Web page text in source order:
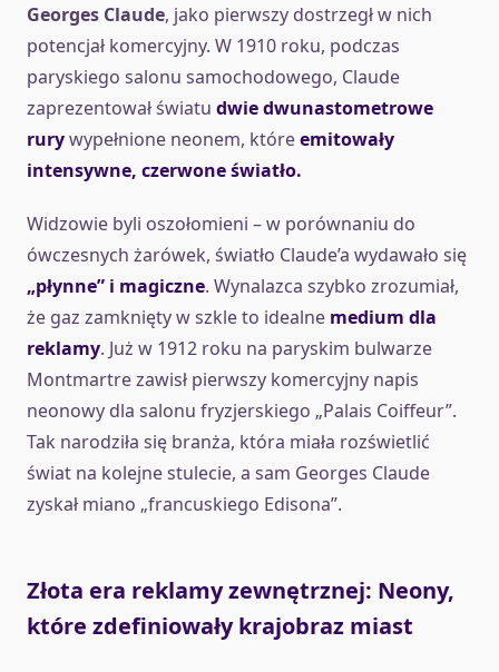
Georges Claude, jako pierwszy dostrzegł w nich
potencjał komercyjny. W 1910 roku, podczas
paryskiego salonu samochodowego, Claude
zaprezentował światu dwie dwunastometrowe
rurywypełnione neonem, któreemitowały
intensywne, czerwone światło.
Widzowie byli oszołomieni – w porównaniu do
ówczesnych żarówek, światło Claude’a wydawało się
„płynne” i magiczne. Wynalazca szybko zrozumiał,
że gaz zamknięty w szkle to idealne medium dla
reklamy. Już w 1912 roku na paryskim bulwarze
Montmartre zawisł pierwszy komercyjny napis
neonowy dla salonu fryzjerskiego „Palais Coiffeur”.
Tak narodziła się branża, która miała rozświetlić
świat na kolejne stulecie, a sam Georges Claude
zyskał miano „francuskiego Edisona”.
Złota era reklamy zewnętrznej: Neony,
które zdefiniowały krajobraz miast